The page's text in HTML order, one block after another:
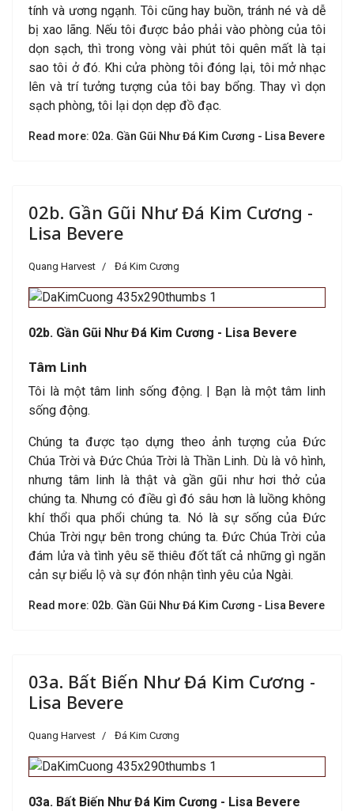
tính và ương ngạnh. Tôi cũng hay buồn, tránh né và dễ
bị xao lãng. Nếu tôi được bảo phải vào phòng của tôi
dọn sạch, thì trong vòng vài phút tôi quên mất là tại
sao tôi ở đó. Khi cửa phòng tôi đóng lại, tôi mở nhạc
lên và trí tưởng tượng của tôi bay bổng. Thay vì dọn
sạch phòng, tôi lại dọn dẹp đồ đạc.
Read more: 02a. Gần Gũi Như Đá Kim Cương - Lisa Bevere
02b. Gần Gũi Như Đá Kim Cương -
Lisa Bevere
Quang Harvest Đá Kim Cương
02b. Gần Gũi Như Đá Kim Cương - Lisa Bevere
Tâm Linh
Tôi là một tâm linh sống động. | Bạn là một tâm linh
sống động.
Chúng ta được tạo dựng theo ảnh tượng của Đức
Chúa Trời và Đức Chúa Trời là Thần Linh. Dù là vô hình,
nhưng tâm linh là thật và gần gũi như hơi thở của
chúng ta. Nhưng có điều gì đó sâu hơn là luồng không
khí thổi qua phổi chúng ta. Nó là sự sống của Đức
Chúa Trời ngự bên trong chúng ta. Đức Chúa Trời của
đám lửa và tình yêu sẽ thiêu đốt tất cả những gì ngăn
cản sự biểu lộ và sự đón nhận tình yêu của Ngài.
Read more: 02b. Gần Gũi Như Đá Kim Cương - Lisa Bevere
03a. Bất Biến Như Đá Kim Cương -
Lisa Bevere
Quang Harvest Đá Kim Cương
03a. Bất Biến Như Đá Kim Cương - Lisa Bevere